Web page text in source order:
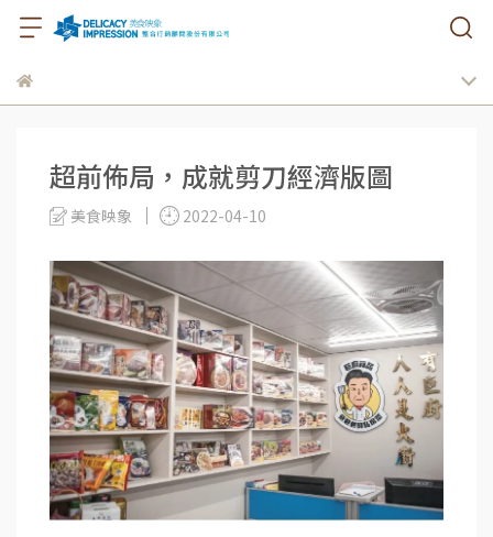
超前佈局，成就剪刀經濟版圖
美食映象 2022-04-10